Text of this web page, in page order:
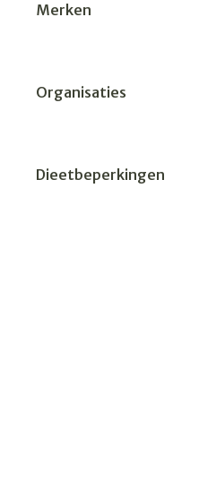
Merken
Organisaties
Dieetbeperkingen